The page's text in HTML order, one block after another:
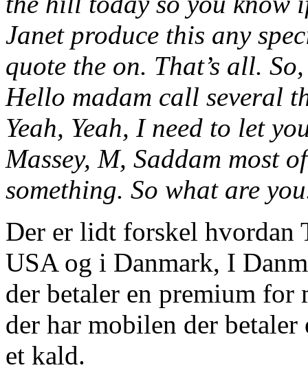
Janet produce this any
quote the on. That’s all.
Hello madam call several
Yeah, Yeah, I need to let
Massey, M, Saddam most
something. So what are
Der er lidt forskel hvordan
USA og i Danmark, I
der betaler en premium for
der har mobilen der
et kald.